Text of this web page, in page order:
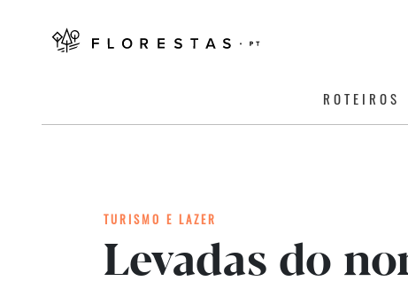
ROTEIROS
TURISMO E LAZER
Levadas do